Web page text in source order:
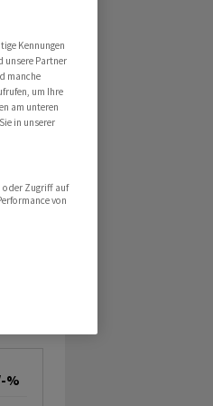
%
Kennungen
unsere Partner
manche
um Ihre
am unteren
in unserer
oder Zugriff auf
von